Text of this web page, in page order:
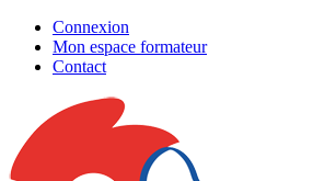
Connexion
Mon espace formateur
Contact